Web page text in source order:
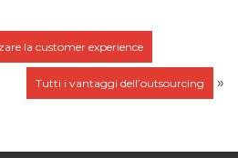
la customer experience
Tutti i vantaggi dell’outsourcing »